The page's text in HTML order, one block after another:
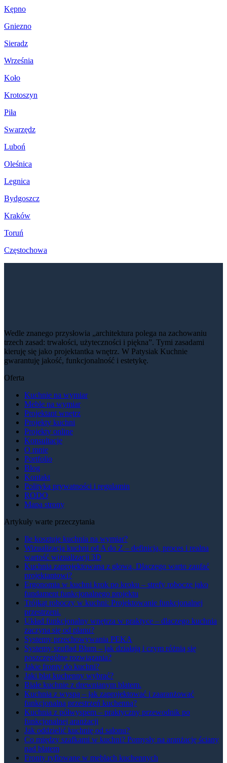
Kępno
Gniezno
Sieradz
Września
Koło
Krotoszyn
Piła
Swarzędz
Luboń
Oleśnica
Legnica
Bydgoszcz
Kraków
Toruń
Częstochowa
Wedle znanego przysłowia „architektura polega na zachowaniu
trzech zasad: trwałości, użyteczności i piękna”. Tymi zasadami
kieruję się jako projektantka wnętrz. W Patysiak Kuchnie
gwarantuję jakość, funkcjonalność i estetykę.
Oferta
Kuchnie na wymiar
Meble na wymiar
Projektant wnętrz
Projekty kuchni
Projekty online
Konsultacje
O mnie
Portfolio
Blog
Kontakt
Polityka prywatności i regulamin
RODO
Mapa strony
Artykuły warte przeczytania
Ile kosztuje kuchnia na wymiar?
Wizualizacja kuchni od A do Z – definicja, proces i realna
wartość wizualizacji 3D
Kuchnia zaprojektowana z głową. Dlaczego warto zaufać
projektantowi?
Ergonomia w kuchni krok po kroku – strefy robocze jako
fundament funkcjonalnego projektu
Trójkąt roboczy w kuchni: Projektowanie funkcjonalnej
przestrzeni.
Układ funkcjonalny wnętrza w praktyce – dlaczego kuchnia
zaczyna się od planu?
Systemy przechowywania PEKA
Systemy szuflad Blum – jak działają i czym różnią się
poszczególne rozwiązania?
Jakie fronty do kuchni?
Jaki blat kuchenny wybrać?
Białe kuchnie z drewnianym blatem.
Kuchnia z wyspą – jak zaprojektować i zaaranżować
funkcjonalną przestrzeń kuchenną?
Kuchnia z półwyspem – praktyczny przewodnik po
funkcjonalnej aranżacji
Jak oddzielić kuchnię od salonu?
Co między szafkami w kuchni? Pomysły na aranżację ściany
nad blatem
Fronty ryflowane w meblach kuchennych